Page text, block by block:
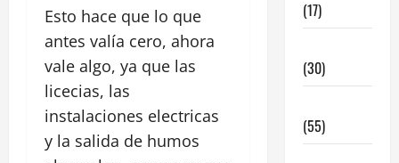
Esto hace que lo que
antes valía cero, ahora
vale algo, ya que las
licecias, las
instalaciones electricas
y la salida de humos
(17)
(30)
(55)